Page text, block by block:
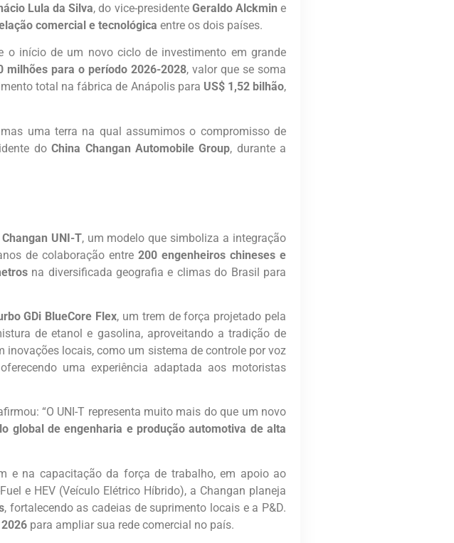
Lula da Silva, do vice-presidente Geraldo Alckmin e
comercial e tecnológica entre os dois países.
início de um novo ciclo de investimento em grande
milhões para o período 2026-2028, valor que se soma
total na fábrica de Anápolis para US$ 1,52 bilhão,
uma terra na qual assumimos o compromisso de
doChina Changan Automobile Group, durante a
Changan UNI-T, um modelo que simboliza a integração
de colaboração entre 200 engenheiros chineses e
na diversificada geografia e climas do Brasil para
GDi BlueCore Flex, um trem de força projetado pela
de etanol e gasolina, aproveitando a tradição de
locais, como um sistema de controle por voz
uma experiência adaptada aos motoristas
“O UNI-T representa muito mais do que um novo
global de engenharia e produção automotiva de alta
e na capacitação da força de trabalho, em apoio ao
e HEV (Veículo Elétrico Híbrido), a Changan planeja
, fortalecendo as cadeias de suprimento locais e a P&D.
para ampliar sua rede comercial no país.